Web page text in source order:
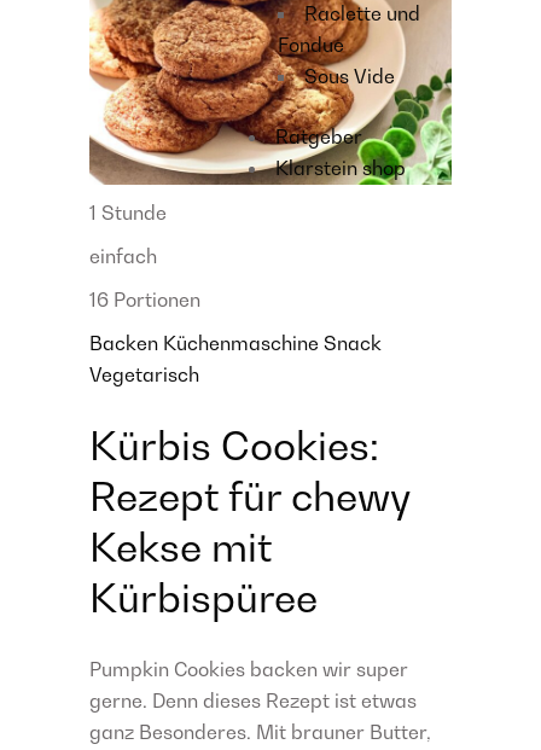
Raclette und
Fondue
Sous Vide
Ratgeber
Klarstein shop
1 Stunde
einfach
16 Portionen
Backen Küchenmaschine Snack
Vegetarisch
Kürbis Cookies:
Rezept für chewy
Kekse mit
Kürbispüree
Pumpkin Cookies backen wir super
gerne. Denn dieses Rezept ist etwas
ganz Besonderes. Mit brauner Butter,